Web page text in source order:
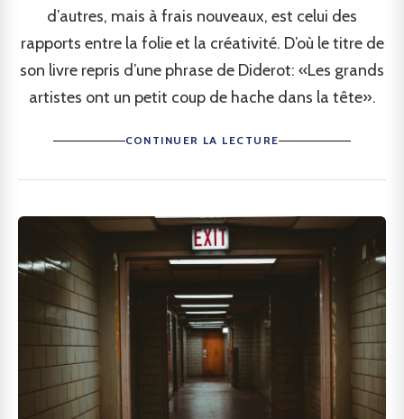
d’autres, mais à frais nouveaux, est celui des
rapports entre la folie et la créativité. D’où le titre de
son livre repris d’une phrase de Diderot: «Les grands
artistes ont un petit coup de hache dans la tête».
CONTINUER LA LECTURE